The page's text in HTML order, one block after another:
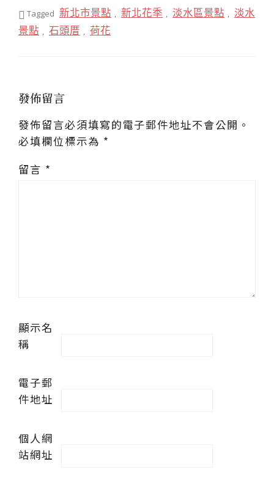
Tagged 新北市景點 , 新北花季 , 淡水區景點 , 淡水
景點 , 石頭厝 , 荷花
發佈留言
發佈留言必須填寫的電子郵件地址不會公開。
必填欄位標示為 *
留言 *
顯示名
稱
電子郵
件地址
個人網
站網址